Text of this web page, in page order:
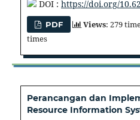
DOI : https://doi.org/
PDF Views: 279
times
Perancangan dan
Resource Information